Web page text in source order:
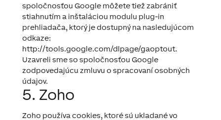
spoločnosťou Google môžete tiež zabrániť
stiahnutím a inštaláciou modulu plug-in
prehliadača, ktorý je dostupný na nasledujúcom
odkaze:
http://tools.google.com/dlpage/gaoptout.
Uzavreli sme so spoločnosťou Google
zodpovedajúcu zmluvu o spracovaní osobných
údajov.
5. Zoho
Zoho používa cookies, ktoré sú ukladané vo